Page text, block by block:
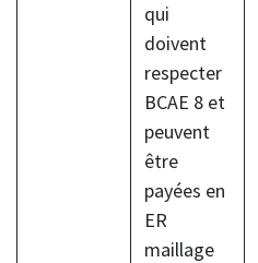
qui
doivent
respecter
BCAE 8 et
peuvent
être
payées en
ER
maillage